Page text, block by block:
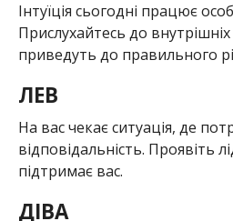
Інтуїція сьогодні працює
Прислухайтесь до
приведуть до правильного
ЛЕВ
На вас чекає ситуація, де
відповідальність. Проявіть
підтримає вас.
ДІВА